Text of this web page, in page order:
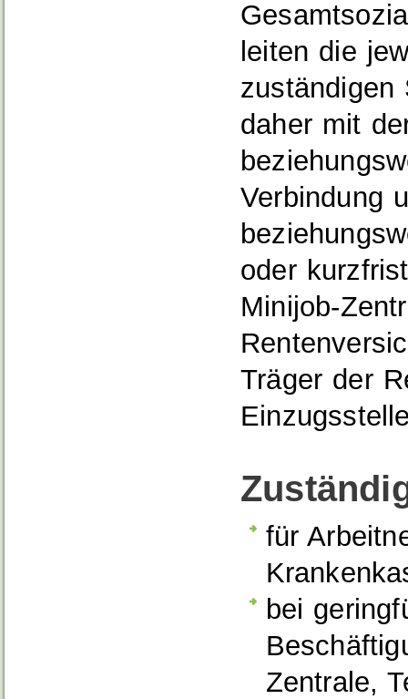
leiten die
zuständigen
daher mit
Verbindung
oder
Minijob-
Träger der
für
bei
Zentrale,